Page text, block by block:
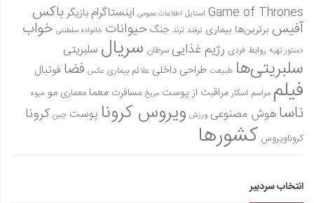
Game of Thrones استایل اطلاعات عمومی اینستاگرام بازیگر باکس
آفیس برترین‌ها بیماری ترفند ترند جنگ حیوانات خانواده سلطنتی خواب
دستور تهیه روابط فردی رژیم غذاییسرطان سریال سلبریتی
سلبریتی‌ها طبیعت طراحی داخلی علائم بیماری عکس فضا فوتبال
فیلم مراسم اسکارمراقبت از پوست مریخ مسافرت معمامعماری مو میوه
ناساهوش مصنوعی ورزش ویروس کرونا پوست چین کرونا
کروناویروس کشورها
انتخاب سردبیر